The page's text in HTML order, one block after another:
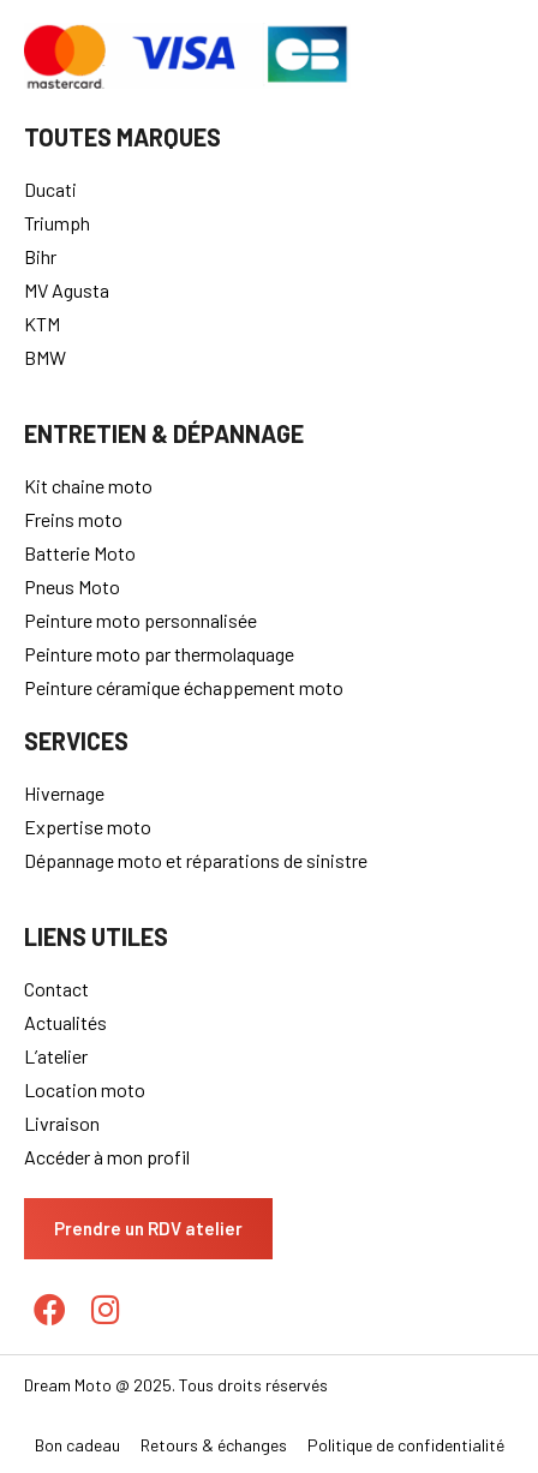
TOUTES MARQUES
Ducati
Triumph
Bihr
MV Agusta
KTM
BMW
ENTRETIEN & DÉPANNAGE
Kit chaine moto
Freins moto
Batterie Moto
Pneus Moto
Peinture moto personnalisée
Peinture moto par thermolaquage
Peinture céramique échappement moto
SERVICES
Hivernage
Expertise moto
Dépannage moto et réparations de sinistre
LIENS UTILES
Contact
Actualités
L’atelier
Location moto
Livraison
Accéder à mon profil
Prendre un RDV atelier
Dream Moto @ 2025. Tous droits réservés
Bon cadeau Retours & échanges Politique de confidentialité